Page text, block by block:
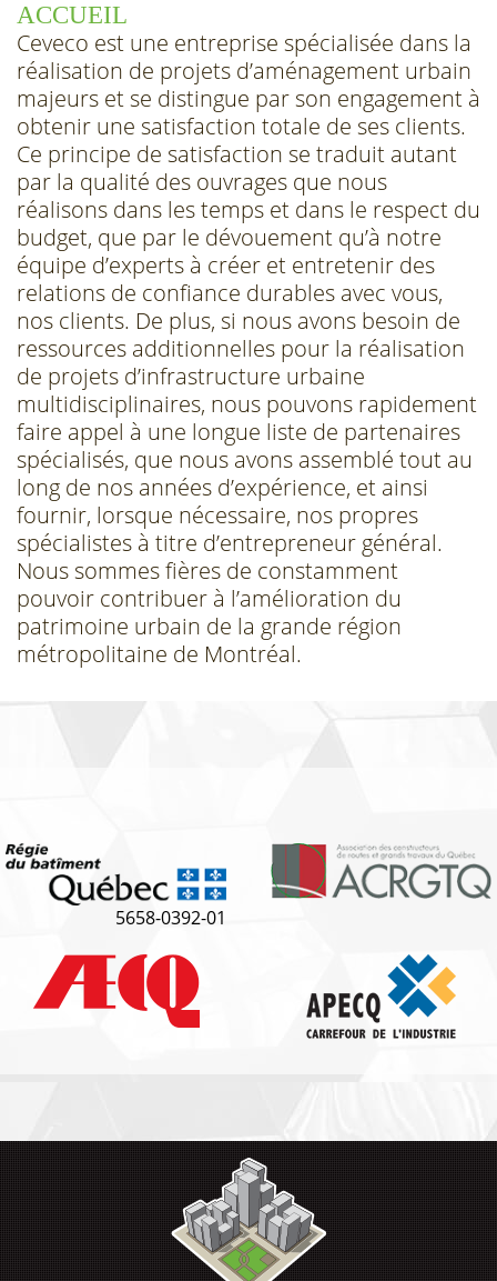
ACCUEIL
Ceveco est une entreprise spécialisée dans la
réalisation de projets d’aménagement urbain
majeurs et se distingue par son engagement à
obtenir une satisfaction totale de ses clients.
Ce principe de satisfaction se traduit autant
par la qualité des ouvrages que nous
réalisons dans les temps et dans le respect du
budget, que par le dévouement qu’à notre
équipe d’experts à créer et entretenir des
relations de confiance durables avec vous,
nos clients. De plus, si nous avons besoin de
ressources additionnelles pour la réalisation
de projets d’infrastructure urbaine
multidisciplinaires, nous pouvons rapidement
faire appel à une longue liste de partenaires
spécialisés, que nous avons assemblé tout au
long de nos années d’expérience, et ainsi
fournir, lorsque nécessaire, nos propres
spécialistes à titre d’entrepreneur général.
Nous sommes fières de constamment
pouvoir contribuer à l’amélioration du
patrimoine urbain de la grande région
métropolitaine de Montréal.
5658-0392-01